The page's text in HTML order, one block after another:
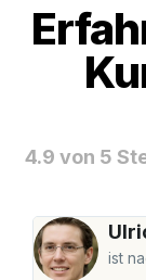
4.9 von 5
ist